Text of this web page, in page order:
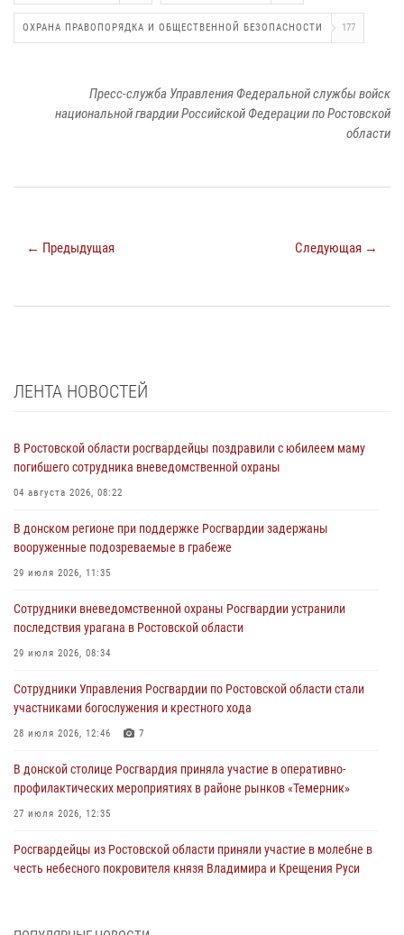
ОХРАНА ПРАВОПОРЯДКА И ОБЩЕСТВЕННОЙ БЕЗОПАСНОСТИ 177
Пресс-служба Управления Федеральной службы войск
национальной гвардии Российской Федерации по Ростовской
области
← Предыдущая Следующая →
ЛЕНТА НОВОСТЕЙ
В Ростовской области росгвардейцы поздравили с юбилеем маму
погибшего сотрудника вневедомственной охраны
04 августа 2026, 08:22
В донском регионе при поддержке Росгвардии задержаны
вооруженные подозреваемые в грабеже
29 июля 2026, 11:35
Сотрудники вневедомственной охраны Росгвардии устранили
последствия урагана в Ростовской области
29 июля 2026, 08:34
Сотрудники Управления Росгвардии по Ростовской области стали
участниками богослужения и крестного хода
28 июля 2026, 12:46 7
В донской столице Росгвардия приняла участие в оперативно-
профилактических мероприятиях в районе рынков «Темерник»
27 июля 2026, 12:35
Росгвардейцы из Ростовской области приняли участие в молебне в
честь небесного покровителя князя Владимира и Крещения Руси
При содействии спецназа Росгвардии в Ростовской области прошли